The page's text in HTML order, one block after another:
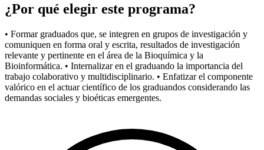
¿Por qué elegir este programa?
• Formar graduados que, se integren en grupos de investigación y
comuniquen en forma oral y escrita, resultados de investigación
relevante y pertinente en el área de la Bioquímica y la
Bioinformática. • Internalizar en el graduando la importancia del
trabajo colaborativo y multidisciplinario. • Enfatizar el componente
valórico en el actuar científico de los graduandos considerando las
demandas sociales y bioéticas emergentes.